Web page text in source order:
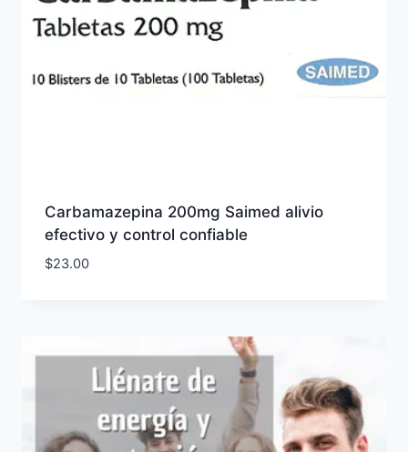
Carbamazepina 200mg Saimed alivio
efectivo y control confiable
$23.00